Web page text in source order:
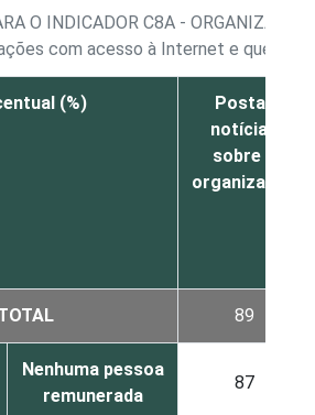
O INDICADOR C8A -
com acesso à Internet e que
(%)
Postar
notícias
sobre a
organização
89
Nenhuma pessoa
remunerada
87